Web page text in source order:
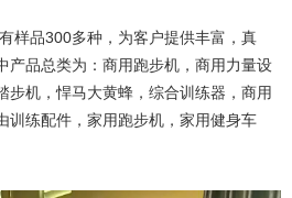
样品300多种，为客户提供丰富，真
产品总类为：商用跑步机，商用力量设
步机，悍马大黄蜂，综合训练器，商用
训练配件，家用跑步机，家用健身车